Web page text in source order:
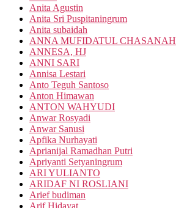
Anita Agustin
Anita Sri Puspitaningrum
Anita subaidah
ANNA MUFIDATUL CHASANAH
ANNESA, HJ
ANNI SARI
Annisa Lestari
Anto Teguh Santoso
Anton Himawan
ANTON WAHYUDI
Anwar Rosyadi
Anwar Sanusi
Apfika Nurhayati
Aprianijal Ramadhan Putri
Apriyanti Setyaningrum
ARI YULIANTO
ARIDAF NI ROSLIANI
Arief budiman
Arif Hidayat